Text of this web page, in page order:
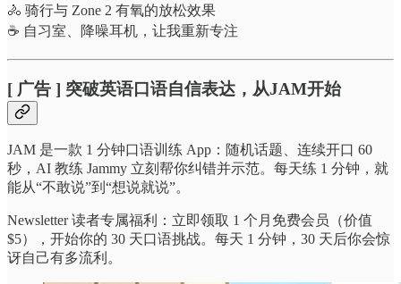
🚴 骑行与 Zone 2 有氧的放松效果
☕ 自习室、降噪耳机，让我重新专注
[ 广告 ] 突破英语口语自信表达，从JAM开始
JAM 是一款 1 分钟口语训练 App：随机话题、连续开口 60
秒，AI 教练 Jammy 立刻帮你纠错并示范。每天练 1 分钟，就
能从“不敢说”到“想说就说”。
Newsletter 读者专属福利：立即领取 1 个月免费会员（价值
$5），开始你的 30 天口语挑战。每天 1 分钟，30 天后你会惊
讶自己有多流利。